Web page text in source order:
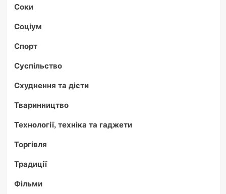
Соки
Соціум
Спорт
Суспільство
Схуднення та дієти
Тваринництво
Технології, техніка та гаджети
Торгівля
Традиції
Фільми